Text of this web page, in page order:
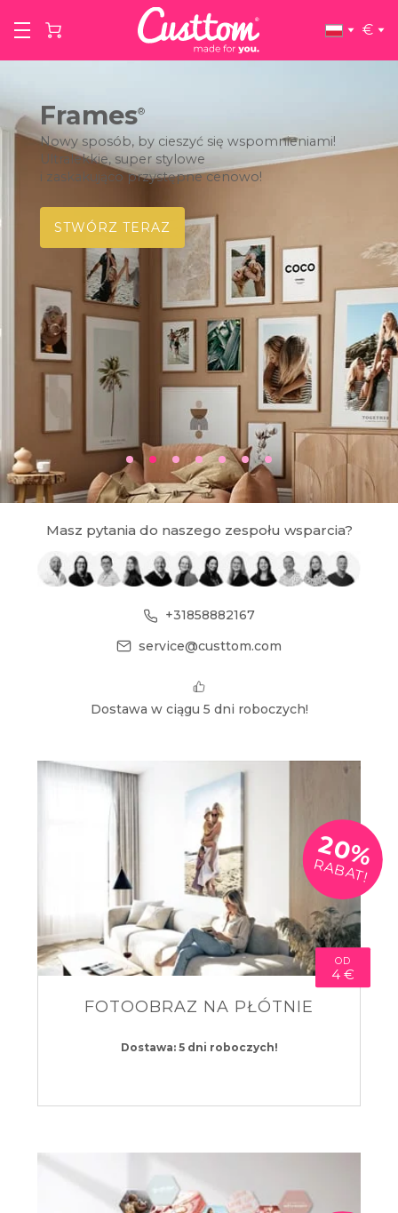
€
Frames®
Nowy sposób, by cieszyć się wspomnieniami!
Ultralekkie, super stylowe
i zaskakująco przystępne cenowo!
STWÓRZ TERAZ
Masz pytania do naszego zespołu wsparcia?
+31858882167
service@custtom.com
Dostawa w ciągu 5 dni roboczych!
20%
RABAT!
OD
4 €
FOTOOBRAZ NA PŁÓTNIE
Dostawa: 5 dni roboczych!